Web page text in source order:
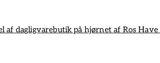
af dagligvarebutik på hjørnet af Ros Have